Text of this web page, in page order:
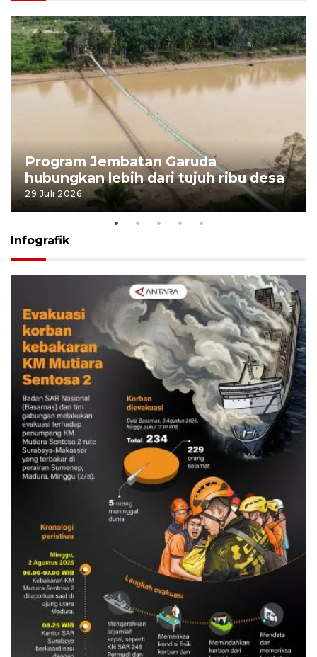
Program Jembatan Garuda
hubungkan lebih dari tujuh ribu desa
29 Juli 2026
Infografik